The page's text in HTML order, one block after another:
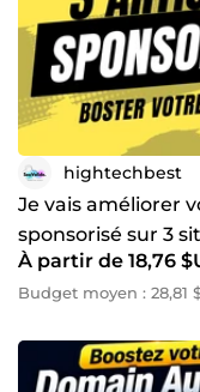
hightechbest
Je vais améliorer
sponsorisé sur 3
À partir de 18,76
Budget moyen : 28,81